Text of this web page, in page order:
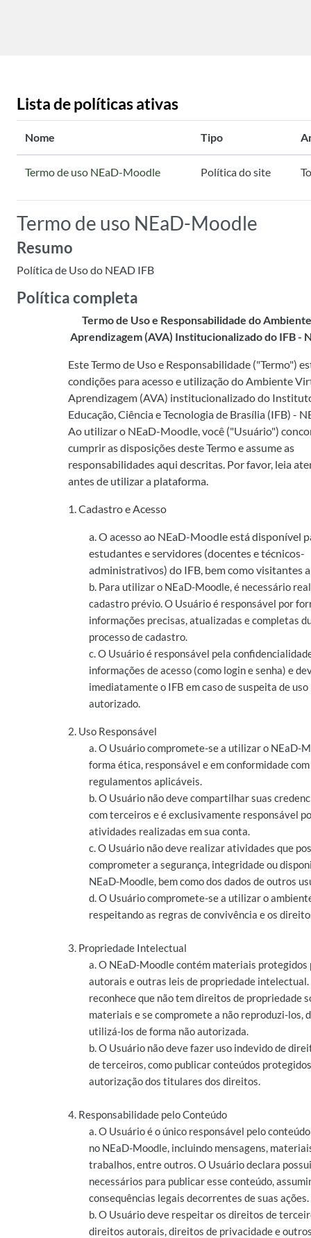
Lista de políticas ativas
Nome Tipo
Termo de uso NEaD-Moodle Política do site
Termo de uso NEaD-Moodle
Resumo
Política de Uso do NEAD IFB
Política completa
Termo de Uso e Responsabilidade do
Aprendizagem (AVA) Institucionalizado do IFB -
Este Termo de Uso e Responsabilidade ("Termo")
condições para acesso e utilização do Ambiente
Aprendizagem (AVA) institucionalizado do
Educação, Ciência e Tecnologia de Brasília (IFB) -
Ao utilizar o NEaD-Moodle, você ("Usuário")
cumprir as disposições deste Termo e assume as
responsabilidades aqui descritas. Por favor, leia
antes de utilizar a plataforma.
1. Cadastro e Acesso
a. O acesso ao NEaD-Moodle está disponível
estudantes e servidores (docentes e técnicos-
administrativos) do IFB, bem como visitantes
b. Para utilizar o NEaD-Moodle, é necessário
cadastro prévio. O Usuário é responsável por
informações precisas, atualizadas e completas
processo de cadastro.
c. O Usuário é responsável pela
informações de acesso (como login e senha) e
imediatamente o IFB em caso de suspeita de uso
autorizado.
2. Uso Responsável
a. O Usuário compromete-se a utilizar o NEaD-
forma ética, responsável e em conformidade
regulamentos aplicáveis.
b. O Usuário não deve compartilhar suas
com terceiros e é exclusivamente responsável
atividades realizadas em sua conta.
c. O Usuário não deve realizar atividades que
comprometer a segurança, integridade ou
NEaD-Moodle, bem como dos dados de outros
d. O Usuário compromete-se a utilizar o
respeitando as regras de convivência e os
3. Propriedade Intelectual
a. O NEaD-Moodle contém materiais
autorais e outras leis de propriedade
reconhece que não tem direitos de propriedade
materiais e se compromete a não reproduzi-los,
utilizá-los de forma não autorizada.
b. O Usuário não deve fazer uso indevido de
de terceiros, como publicar conteúdos
autorização dos titulares dos direitos.
4. Responsabilidade pelo Conteúdo
a. O Usuário é o único responsável pelo
no NEaD-Moodle, incluindo mensagens,
trabalhos, entre outros. O Usuário declara
necessários para publicar esse conteúdo,
consequências legais decorrentes de suas ações.
b. O Usuário deve respeitar os direitos de
direitos autorais, direitos de privacidade e